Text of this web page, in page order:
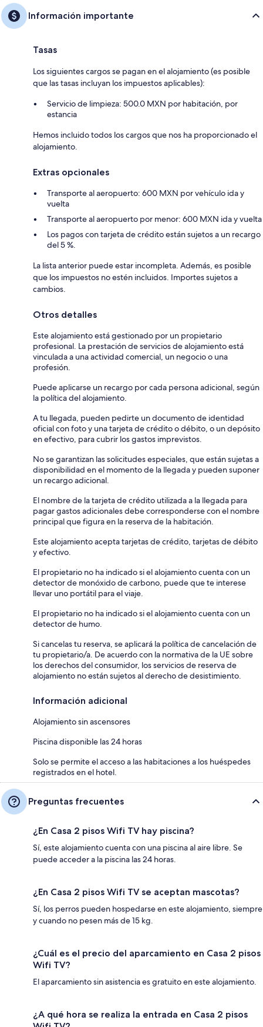
Información importante
Tasas
Los siguientes cargos se pagan en el alojamiento (es posible
que las tasas incluyan los impuestos aplicables):
Servicio de limpieza: 500.0 MXN por habitación, por
estancia
Hemos incluido todos los cargos que nos ha proporcionado el
alojamiento.
Extras opcionales
Transporte al aeropuerto: 600 MXN por vehículo ida y
vuelta
Transporte al aeropuerto por menor: 600 MXN ida y vuelta
Los pagos con tarjeta de crédito están sujetos a un recargo
del 5 %.
La lista anterior puede estar incompleta. Además, es posible
que los impuestos no estén incluidos. Importes sujetos a
cambios.
Otros detalles
Este alojamiento está gestionado por un propietario
profesional. La prestación de servicios de alojamiento está
vinculada a una actividad comercial, un negocio o una
profesión.
Puede aplicarse un recargo por cada persona adicional, según
la política del alojamiento.
A tu llegada, pueden pedirte un documento de identidad
oficial con foto y una tarjeta de crédito o débito, o un depósito
en efectivo, para cubrir los gastos imprevistos.
No se garantizan las solicitudes especiales, que están sujetas a
disponibilidad en el momento de la llegada y pueden suponer
un recargo adicional.
El nombre de la tarjeta de crédito utilizada a la llegada para
pagar gastos adicionales debe corresponderse con el nombre
principal que figura en la reserva de la habitación.
Este alojamiento acepta tarjetas de crédito, tarjetas de débito
y efectivo.
El propietario no ha indicado si el alojamiento cuenta con un
detector de monóxido de carbono, puede que te interese
llevar uno portátil para el viaje.
El propietario no ha indicado si el alojamiento cuenta con un
detector de humo.
Si cancelas tu reserva, se aplicará la política de cancelación de
tu propietario/a. De acuerdo con la normativa de la UE sobre
los derechos del consumidor, los servicios de reserva de
alojamiento no están sujetos al derecho de desistimiento.
Información adicional
Alojamiento sin ascensores
Piscina disponible las 24 horas
Solo se permite el acceso a las habitaciones a los huéspedes
registrados en el hotel.
Preguntas frecuentes
¿En Casa 2 pisos Wifi TV hay piscina?
Sí, este alojamiento cuenta con una piscina al aire libre. Se
puede acceder a la piscina las 24 horas.
¿En Casa 2 pisos Wifi TV se aceptan mascotas?
Sí, los perros pueden hospedarse en este alojamiento, siempre
y cuando no pesen más de 15 kg.
¿Cuál es el precio del aparcamiento en Casa 2 pisos
Wifi TV?
El aparcamiento sin asistencia es gratuito en este alojamiento.
¿A qué hora se realiza la entrada en Casa 2 pisos